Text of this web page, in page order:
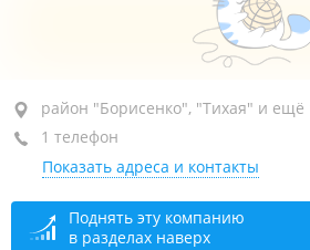
район "Борисенко", ул. Борисенко,
пав. 6
закрыто, откроется в 10:00
район "Борисенко", "Тихая" и ещё
1 телефон
Показать адреса и контакты
Поднять эту компанию
в разделах наверх